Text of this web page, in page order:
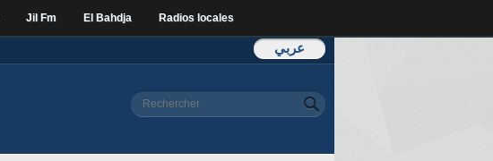
Jil Fm El Bahdja Radios locales
عربي
Formulaire de
Rechercher